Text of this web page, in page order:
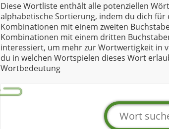
Diese Wortliste enthält alle potenziellen
alphabetische Sortierung, indem du dich
Kombinationen mit einem zweiten
Kombinationen mit einem dritten
interessiert, um mehr zur Wortwertigkeit in
du in welchen Wortspielen dieses Wort
Wortbedeutung